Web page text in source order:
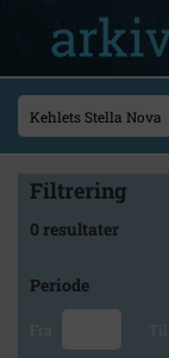
Filtrering
0 resultater
Periode
Fra Til